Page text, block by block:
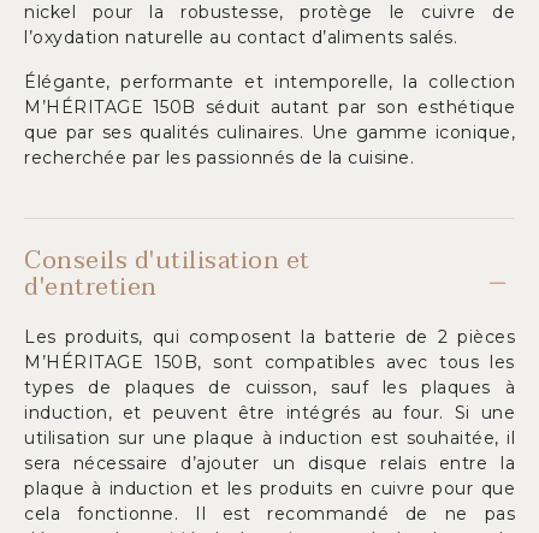
nickel pour la robustesse, protège le cuivre de
l’oxydation naturelle au contact d’aliments salés.
Élégante, performante et intemporelle, la collection
M’HÉRITAGE 150B séduit autant par son esthétique
que par ses qualités culinaires. Une gamme iconique,
recherchée par les passionnés de la cuisine.
Conseils d'utilisation et
d'entretien
Les produits, qui composent la batterie de 2 pièces
M’HÉRITAGE 150B, sont compatibles avec tous les
types de plaques de cuisson, sauf les plaques à
induction, et peuvent être intégrés au four. Si une
utilisation sur une plaque à induction est souhaitée, il
sera nécessaire d’ajouter un disque relais entre la
plaque à induction et les produits en cuivre pour que
cela fonctionne. Il est recommandé de ne pas